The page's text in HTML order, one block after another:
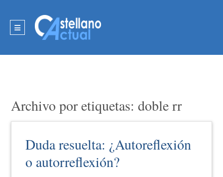
Archivo por etiquetas: doble rr
Duda resuelta: ¿Autoreflexión
o autorreflexión?